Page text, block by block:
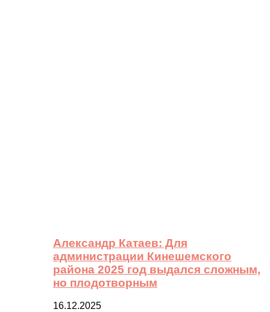
Александр Катаев: Для
администрации Кинешемского
района 2025 год выдался сложным,
но плодотворным
16.12.2025